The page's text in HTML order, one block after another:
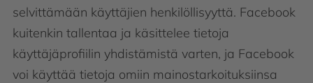
selvittämään käyttäjien henkilöllisyyttä. Facebook
kuitenkin tallentaa ja käsittelee tietoja
käyttäjäprofiilin yhdistämistä varten, ja Facebook
voi käyttää tietoja omiin mainostarkoituksiinsa